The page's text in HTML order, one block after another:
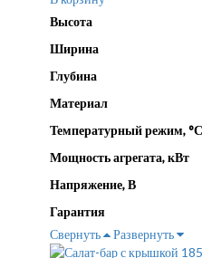
Высота
Ширина
Глубина
Материал
Температурный режим, °С
Мощность агрегата, кВт
Напряжение, В
Гарантия
Свернуть
Развернуть